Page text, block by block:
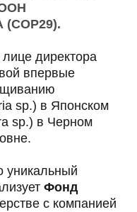
лице директора
впервые
sp.) в Японском
sp.) в Черном
Фонд
с компанией